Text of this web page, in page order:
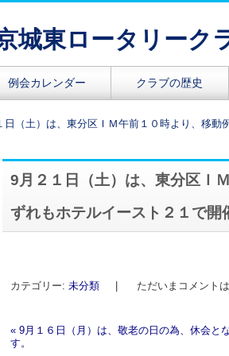
城東ロータリーク
例会カレンダー クラブの歴史
日（土）は、東分区ＩＭ午前１０時より、移動
9月２１日（土）は、東分区Ｉ
ずれもホテルイースト２１で開
カテゴリー: 未分類 ただいまコメント
投稿ナビゲーション
« 9月１６日（月）は、敬老の日の為、休会と
す。